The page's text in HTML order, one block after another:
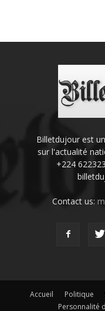
Billetdujour est
sur l'actualité
+224
Contact us:
Accueil Politique
Personnalité